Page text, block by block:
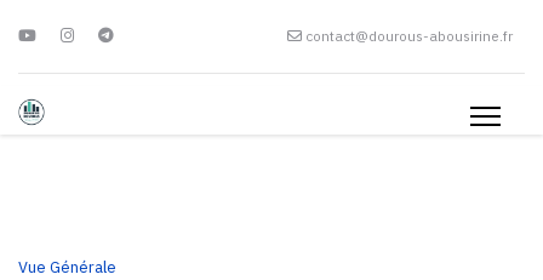
contact@dourous-abousirine.fr
Vue Générale